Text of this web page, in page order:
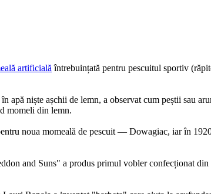
artificială întrebuințată pentru pescuitul sportiv
apă niște așchii de lemn, a observat cum peștii sau
momeli din lemn.
noua momeală de pescuit — Dowagiac, iar în
and Suns" a produs primul vobler confecționat